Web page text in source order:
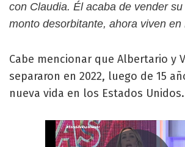
con Claudia. Él acaba de vender
monto desorbitante, ahora viven en
Cabe mencionar que Albertario y
separaron en 2022, luego de 15
nueva vida en los Estados Unidos.